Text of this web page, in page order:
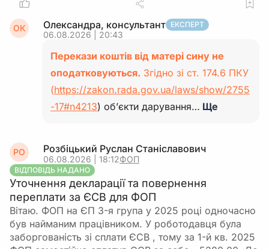
ОК Олександра, консультант ЕКСПЕРТ
06.08.2026 | 20:43
Перекази коштів від матері сину не
оподатковуються. Згідно зі ст. 174.6 ПКУ
(https://zakon.rada.gov.ua/laws/show/2755
-17#n4213) об’єкти дарування… Ще
РО Розбіцький Руслан Станіславович
06.08.2026 | 18:12ФОП
ВІДПОВІДЬ НАДАНО
Уточнення декларації та повернення
переплати за ЄСВ для ФОП
Вітаю. ФОП на ЄП 3-я група у 2025 році одночасно
був найманим працівником. У роботодавця була
заборгованість зі сплати ЄСВ , тому за 1-й кв. 2025